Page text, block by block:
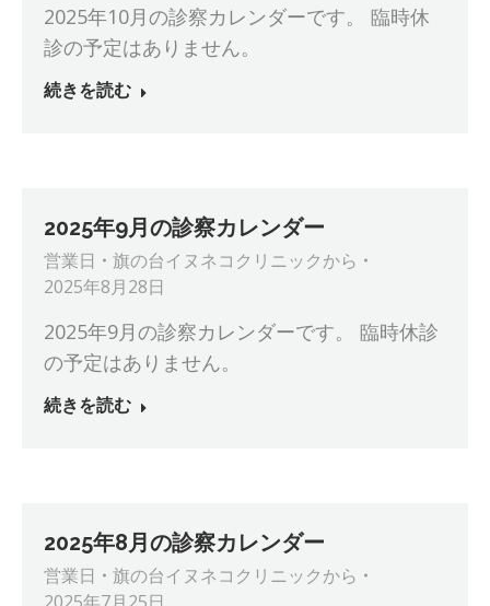
2025年10月の診察カレンダーです。 臨時休
診の予定はありません。
続きを読む
2025年9月の診察カレンダー
営業日 旗の台イヌネコクリニックから
2025年8月28日
2025年9月の診察カレンダーです。 臨時休診
の予定はありません。
続きを読む
2025年8月の診察カレンダー
営業日 旗の台イヌネコクリニックから